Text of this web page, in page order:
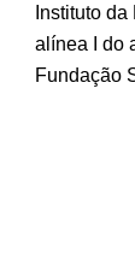
Instituto
alínea I do
Fundação